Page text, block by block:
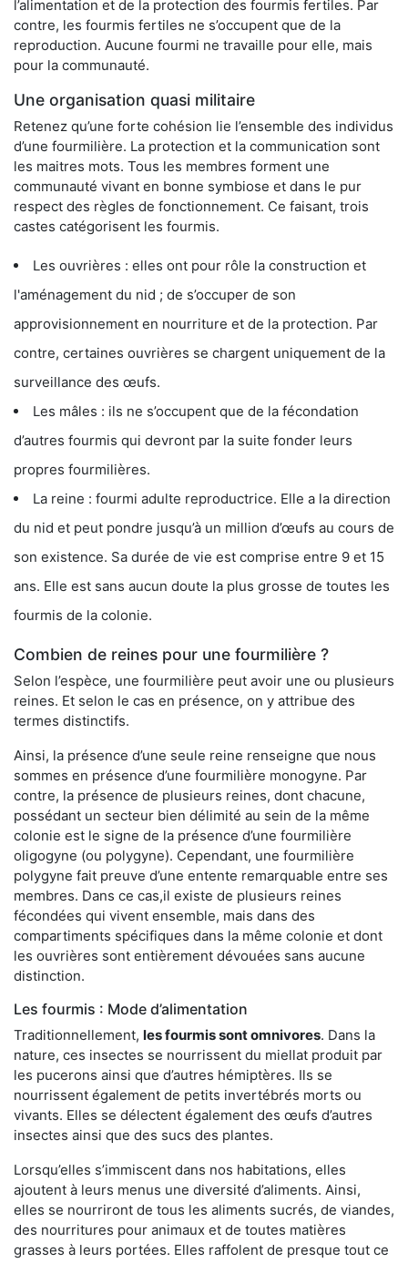
l’alimentation et de la protection des fourmis fertiles. Par
contre, les fourmis fertiles ne s’occupent que de la
reproduction. Aucune fourmi ne travaille pour elle, mais
pour la communauté.
Une organisation quasi militaire
Retenez qu’une forte cohésion lie l’ensemble des individus
d’une fourmilière. La protection et la communication sont
les maitres mots. Tous les membres forment une
communauté vivant en bonne symbiose et dans le pur
respect des règles de fonctionnement. Ce faisant, trois
castes catégorisent les fourmis.
Les ouvrières : elles ont pour rôle la construction et
l'aménagement du nid ; de s’occuper de son
approvisionnement en nourriture et de la protection. Par
contre, certaines ouvrières se chargent uniquement de la
surveillance des œufs.
Les mâles : ils ne s’occupent que de la fécondation
d’autres fourmis qui devront par la suite fonder leurs
propres fourmilières.
La reine : fourmi adulte reproductrice. Elle a la direction
du nid et peut pondre jusqu’à un million d’œufs au cours de
son existence. Sa durée de vie est comprise entre 9 et 15
ans. Elle est sans aucun doute la plus grosse de toutes les
fourmis de la colonie.
Combien de reines pour une fourmilière ?
Selon l’espèce, une fourmilière peut avoir une ou plusieurs
reines. Et selon le cas en présence, on y attribue des
termes distinctifs.
Ainsi, la présence d’une seule reine renseigne que nous
sommes en présence d’une fourmilière monogyne. Par
contre, la présence de plusieurs reines, dont chacune,
possédant un secteur bien délimité au sein de la même
colonie est le signe de la présence d’une fourmilière
oligogyne (ou polygyne). Cependant, une fourmilière
polygyne fait preuve d’une entente remarquable entre ses
membres. Dans ce cas,il existe de plusieurs reines
fécondées qui vivent ensemble, mais dans des
compartiments spécifiques dans la même colonie et dont
les ouvrières sont entièrement dévouées sans aucune
distinction.
Les fourmis : Mode d’alimentation
Traditionnellement, les fourmis sont omnivores. Dans la
nature, ces insectes se nourrissent du miellat produit par
les pucerons ainsi que d’autres hémiptères. Ils se
nourrissent également de petits invertébrés morts ou
vivants. Elles se délectent également des œufs d’autres
insectes ainsi que des sucs des plantes.
Lorsqu’elles s’immiscent dans nos habitations, elles
ajoutent à leurs menus une diversité d’aliments. Ainsi,
elles se nourriront de tous les aliments sucrés, de viandes,
des nourritures pour animaux et de toutes matières
grasses à leurs portées. Elles raffolent de presque tout ce